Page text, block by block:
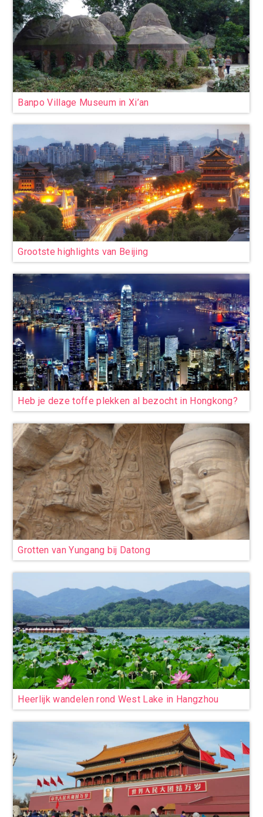
Banpo Village Museum in Xi’an
Grootste highlights van Beijing
Heb je deze toffe plekken al bezocht in Hongkong?
Grotten van Yungang bij Datong
Heerlijk wandelen rond West Lake in Hangzhou